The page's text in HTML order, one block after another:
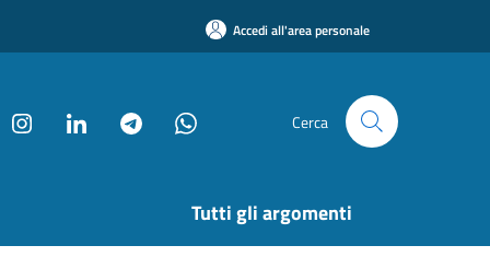
Accedi all'area personale
Cerca
Tutti gli argomenti